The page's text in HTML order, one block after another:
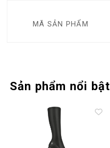
MÃ SẢN PHẨM
Sản phẩm nổi bật